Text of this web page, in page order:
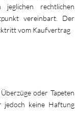
rechtlichen
vereinbart. Der
vom Kaufvertrag
oder Tapeten
jedoch keine Haftung